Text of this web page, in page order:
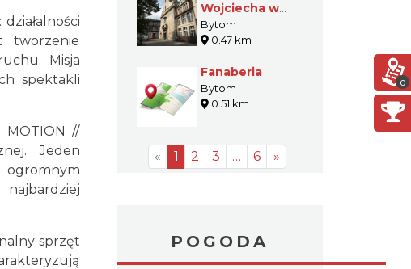
tworzenie
Misja
spektakli
MOTION //
Jeden
ogromnym
sprzęt
Wojciecha w
Bytomiu
Bytom
0.47 km
Fanaberia
Bytom
0.51 km
« 1 2 3 … 6 »
POGODA
0